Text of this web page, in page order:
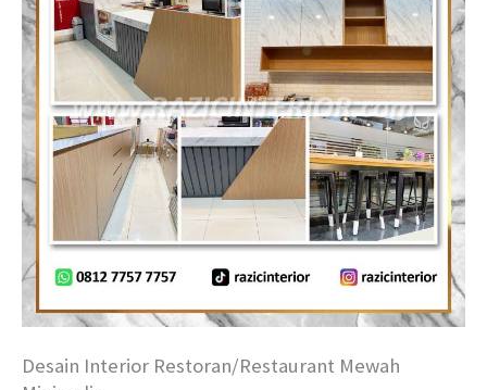
Desain Interior Restoran/Restaurant Mewah